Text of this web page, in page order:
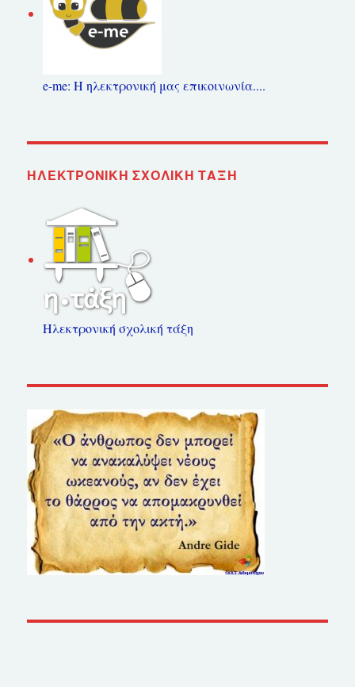
e-me: Η ηλεκτρονική μας επικοινωνία....
ΗΛΕΚΤΡΟΝΙΚΉ ΣΧΟΛΙΚΉ ΤΆΞΗ
Ηλεκτρονική σχολική τάξη